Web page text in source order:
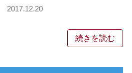
2017.12.20
続きを読む